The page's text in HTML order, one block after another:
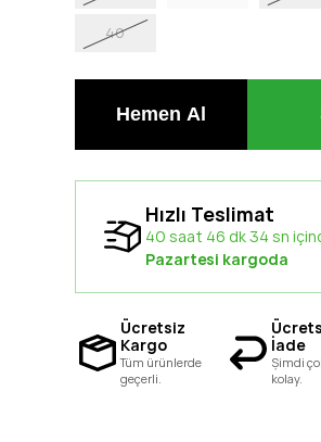
40
Hızlı Teslimat
40 saat 46 dk 34 sn
Pazartesi kargoda
Ücretsiz
Kargo
Tüm ürünlerde
geçerli.
İade
Şimdi
kolay.